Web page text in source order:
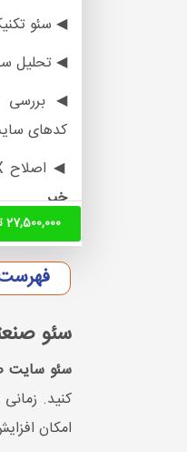
◀ سئو
◀ تحلیل
◀ بررسی
کدهای
◀ اصلاح UI/UX سایت از نظر سئو:
خیر
◀ تعیین
اجتماعی:
◀ تولید
10000 کلمه
◀ تعداد
12ماه:
5عدد
27,500,000 تومان
سئو
سئو سایت
کنید.
امکان